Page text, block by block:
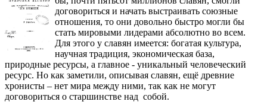
договориться и начать выстраивать союзные
отношения, то они довольно быстро могли бы
стать мировыми лидерами абсолютно во всем.
Для этого у славян имеется: богатая культура,
научная традиция, экономическая база,
природные ресурсы, а главное - уникальный человеческий
ресурс. Но как заметили, описывая славян, ещё древние
хронисты – нет мира между ними, так как не могут
договориться о старшинстве над собой.